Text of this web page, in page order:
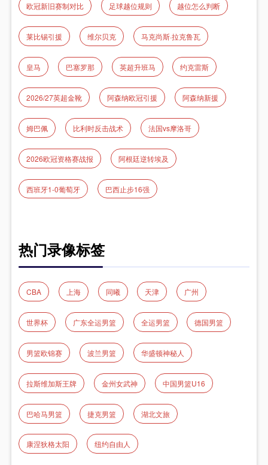
欧冠新旧赛制对比 足球越位规则 越位怎么判断
莱比锡引援 维尔贝克 马克尚斯·拉克鲁瓦
皇马 巴塞罗那 英超升班马 约克雷斯
2026/27英超金靴 阿森纳欧冠引援 阿森纳新援
姆巴佩 比利时反击战术 法国vs摩洛哥
2026欧冠资格赛战报 阿根廷逆转埃及
西班牙1-0葡萄牙 巴西止步16强
热门录像标签
CBA 上海 同曦 天津 广州
世界杯 广东全运男篮 全运男篮 德国男篮
男篮欧锦赛 波兰男篮 华盛顿神秘人
拉斯维加斯王牌 金州女武神 中国男篮U16
巴哈马男篮 捷克男篮 湖北文旅
康涅狄格太阳 纽约自由人